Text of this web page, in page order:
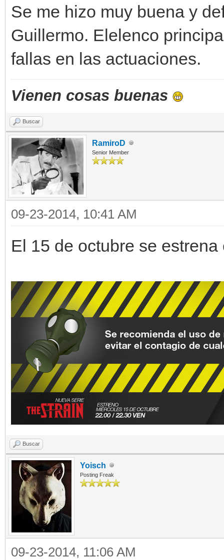
Se me hizo muy buena y
Guillermo. Elelenco
fallas en las actuaciones.
Vienen cosas buenas
Buscar
RamiroD
Senior Member
09-23-2014, 10:41 AM
El 15 de octubre se
Buscar
Yoisch
Posting Freak
09-23-2014, 11:06 AM